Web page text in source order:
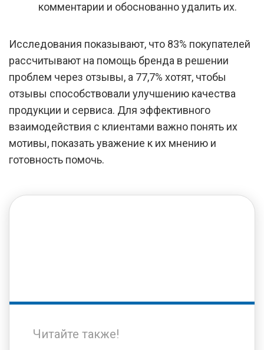
комментарии и обоснованно удалить их.
Исследования показывают, что 83% покупателей
рассчитывают на помощь бренда в решении
проблем через отзывы, а 77,7% хотят, чтобы
отзывы способствовали улучшению качества
продукции и сервиса. Для эффективного
взаимодействия с клиентами важно понять их
мотивы, показать уважение к их мнению и
готовность помочь.
Читайте также!